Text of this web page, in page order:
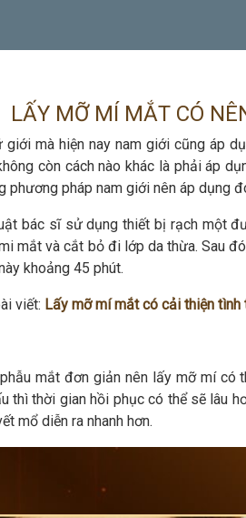
LẤY MỠ MÍ MẮT CÓ
giới mà hiện nay nam giới cũng áp
còn cách nào khác là phải áp
phương pháp nam giới nên áp dụng
bác sĩ sử dụng thiết bị rạch một
mắt và cắt bỏ đi lớp da thừa. Sau
khoảng 45 phút.
viết: Lấy mỡ mí mắt có cải thiện
mắt đơn giản nên lấy mỡ mí có
thì thời gian hồi phục có thể sẽ lâu
mổ diễn ra nhanh hơn.